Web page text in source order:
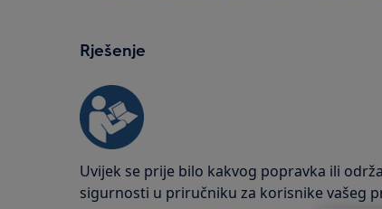
Rješenje
Uvijek se prije bilo kakvog popravka ili
sigurnosti u priručniku za korisnike vašeg